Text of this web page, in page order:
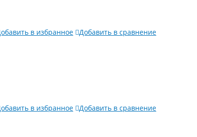
в избранное
Добавить в сравнение
в избранное
Добавить в сравнение